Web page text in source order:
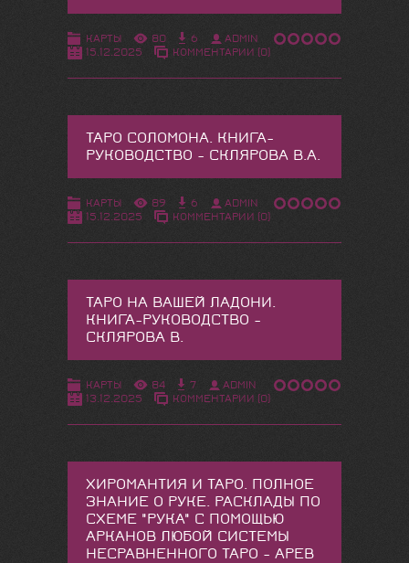
КАРТЫ 80 6
ADMIN
15.12.2025
КОММЕНТАРИИ (0)
ТАРО СОЛОМОНА. КНИГА-
РУКОВОДСТВО - СКЛЯРОВА В.А.
КАРТЫ 89 6
ADMIN
15.12.2025
КОММЕНТАРИИ (0)
ТАРО НА ВАШЕЙ ЛАДОНИ.
КНИГА-РУКОВОДСТВО -
СКЛЯРОВА В.
КАРТЫ 84 7
ADMIN
13.12.2025
КОММЕНТАРИИ (0)
ХИРОМАНТИЯ И ТАРО. ПОЛНОЕ
ЗНАНИЕ О РУКЕ. РАСКЛАДЫ ПО
СХЕМЕ "РУКА" С ПОМОЩЬЮ
АРКАНОВ ЛЮБОЙ СИСТЕМЫ
НЕСРАВНЕННОГО ТАРО - АРЕВ